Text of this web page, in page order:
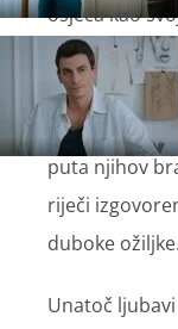
osjeća kao
putu osvete
završnice
stavlja
puta njihov
riječi
duboke ožiljke.
Unatoč